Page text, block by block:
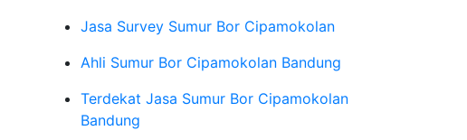
Jasa Survey Sumur Bor Cipamokolan
Ahli Sumur Bor Cipamokolan Bandung
Terdekat Jasa Sumur Bor Cipamokolan
Bandung